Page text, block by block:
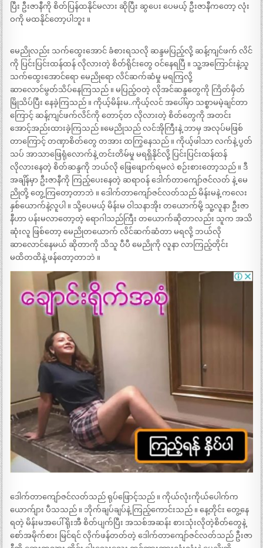
ပြီး ဦးဇာနီကို စိတ်ပြန်ထနိုင်မလား ဆိုပြီး ဆွပေး ပေမယ့် ဦးဇာနီကတော့ လုံး
ဝကို မထနိုင်တော့ပါဘူး ။
မေညိုလည်း သက်ထွေးအောင် ခံစားရသလို ဆန္ဒမပြည့်လို့ ဆန့်ကျင်ဖက် လိင်
ကို ပြင်းပြင်းထန်ထန် လိုလားတဲ့ စိတ်ရိုင်းတွေ ဝင်နေရပြီ ။ သူ့အကြောင်းနဲ့သူ
သက်ထွေးအောင်ရော မေညိုရော လိင်ဆက်ဆံမှု မရကြလို့
ဆာလောင်မွတ်သိပ်နေကြသည် ။ မပြည့်ဝတဲ့ လိုအင်ဆန္ဒတွေကို ကြိတ်မှိတ်
မြိုသိပ်ပြီး နေခဲ့ကြသည် ။ ကိုယ့်မိန်းမ..ကိုယ့်လင် အပေါ်မှာ သစ္စာမမဲ့ချင်တာ
ကြောင့် ဆန့်ကျင်ဖက်လိင်ကို တောင့်တ လိုလားတဲ့ စိတ်တွေကို အတင်း
အောင့်အည်းထားခဲ့ကြသည် ။မေညိုသည် လင်အိုကြီးနဲ့ ဘာမှ အလုပ်မဖြစ်
တာကြောင့် တဏှာစိတ်တွေ တအား ထကြွနေသည် ။ ကိုယ့်ဖါသာ လက်နဲ့ ပွတ်
သပ် အာသာဖြေရုံလောက်နဲ့ တင်းတိမ်မှု မရရှိနိုင်လို့ ပြင်းပြင်းထန်ထန်
လိုလားနေတဲ့ စိတ်ဆန္ဒကို ဘယ်လို ဖြေဖျောက်ရမလဲ စဉ်းစားတော့သည် ။ ဒီ
အချိန်မှာ ဦးဇာနီကို ကြည့်ပေးနေတဲ့ ဆရာဝန် ဒေါက်တာကျော်ဇင်လတ် နဲ့ မေ
ညိုတို့ တွေ့ကြတော့တာဘဲ ။ ဒေါက်တာကျော်ဇင်လတ်သည် မိန်းမနဲ့ ကလေး
နှစ်ယောက်နဲ့လူပါ ။ သို့ပေမယ့် မိန်းမ ဝါသနာအိုး တယောက်မို့ သူ့လူနာ ဦးဇာ
နီဟာ ပန်းမလာတော့တဲ့ ရောဂါသည်ကြီး တယောက်ဆိုတာလည်း သူက အသိ
ဆုံးလူ ဖြစ်တော့ မေညိုတယောက် လိင်ဆက်ဆံတာ မရလို့ ဘယ်လို
ဆာလောင်နေမယ် ဆိုတာကို သိသူ ပီပီ မေညိုကို လူနာ လာကြည့်တိုင်း
မထိတထိနဲ့ ဖန်တော့တာဘဲ ။
ဒေါက်တာကျော်ဇင်လတ်သည် ရုပ်ဖြောင့်သည် ။ ကိုယ်လုံးကိုယ်ပေါက်က
ယောက်ျား ပီသသည် ။ ဘိုက်ချပ်ချပ်နဲ့ ကြည့်ကောင်းသည် ။ နေ့တိုင်း တွေ့နေ
ရတဲ့ မိန်းမအပေါ် ရိုးအီ စိတ်ပျက်ပြီး အသစ်အဆန်း စားသုံးလိုတဲ့စိတ်တွေနဲ့
စော်အမိုက်စား မြင်ရင် လိုက်ဖန်တတ်တဲ့ ဒေါက်တာကျော်ဇင်လတ်သည် ဦးဇာ